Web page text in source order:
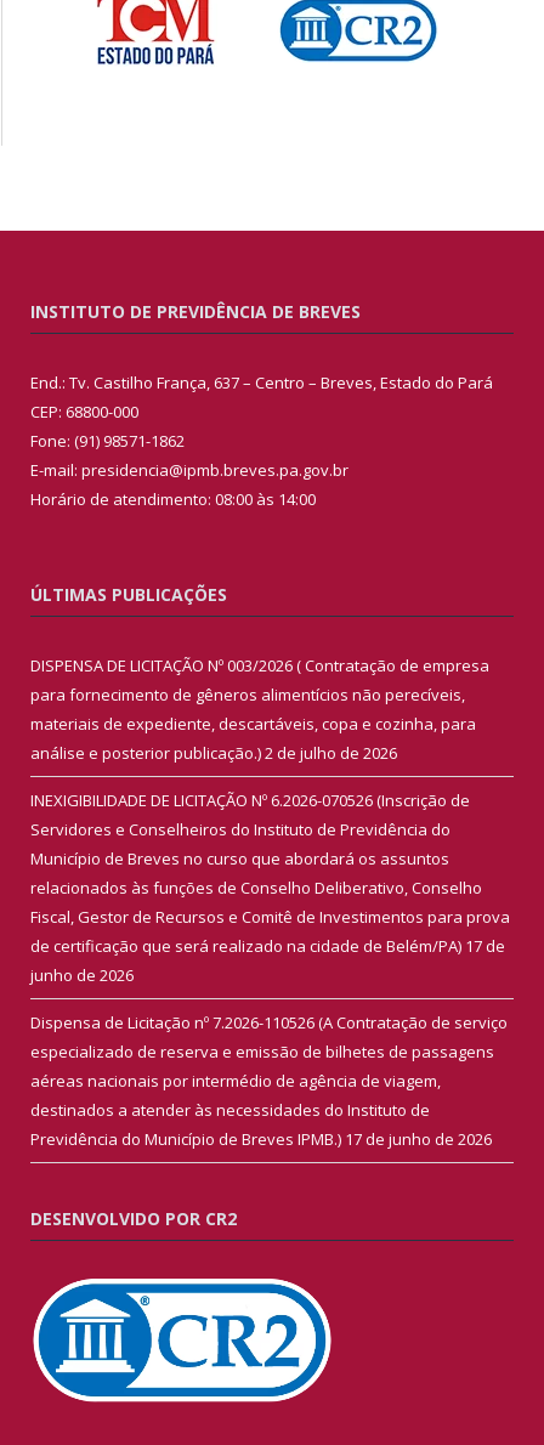
INSTITUTO DE PREVIDÊNCIA DE BREVES
End.: Tv. Castilho França, 637 – Centro – Breves, Estado do Pará
CEP: 68800-000
Fone: (91) 98571-1862
E-mail: presidencia@ipmb.breves.pa.gov.br
Horário de atendimento: 08:00 às 14:00
ÚLTIMAS PUBLICAÇÕES
DISPENSA DE LICITAÇÃO Nº 003/2026 ( Contratação de empresa
para fornecimento de gêneros alimentícios não perecíveis,
materiais de expediente, descartáveis, copa e cozinha, para
análise e posterior publicação.)2 de julho de 2026
INEXIGIBILIDADE DE LICITAÇÃO Nº 6.2026-070526 (Inscrição de
Servidores e Conselheiros do Instituto de Previdência do
Município de Breves no curso que abordará os assuntos
relacionados às funções de Conselho Deliberativo, Conselho
Fiscal, Gestor de Recursos e Comitê de Investimentos para prova
de certificação que será realizado na cidade de Belém/PA) 17 de
junho de 2026
Dispensa de Licitação nº 7.2026-110526 (A Contratação de serviço
especializado de reserva e emissão de bilhetes de passagens
aéreas nacionais por intermédio de agência de viagem,
destinados a atender às necessidades do Instituto de
Previdência do Município de Breves IPMB.) 17 de junho de 2026
DESENVOLVIDO POR CR2